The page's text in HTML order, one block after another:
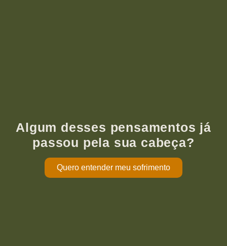
Algum desses pensamentos já
passou pela sua cabeça?
Quero entender meu sofrimento